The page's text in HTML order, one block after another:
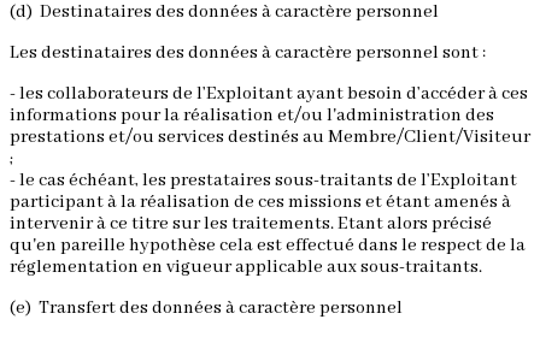
(d) Destinataires des données à caractère personnel
Les destinataires des données à caractère personnel sont :
- les collaborateurs de l’Exploitant ayant besoin d’accéder à ces
informations pour la réalisation et/ou l'administration des
prestations et/ou services destinés au Membre/Client/Visiteur
;
- le cas échéant, les prestataires sous-traitants de l’Exploitant
participant à la réalisation de ces missions et étant amenés à
intervenir à ce titre sur les traitements. Etant alors précisé
qu'en pareille hypothèse cela est effectué dans le respect de la
réglementation en vigueur applicable aux sous-traitants.
(e) Transfert des données à caractère personnel